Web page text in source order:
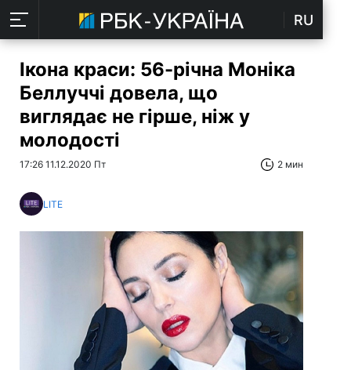
RU
Ікона краси: 56-річна Моніка
Беллуччі довела, що
виглядає не гірше, ніж у
молодості
17:26 11.12.2020 Пт 2 мин
LITE